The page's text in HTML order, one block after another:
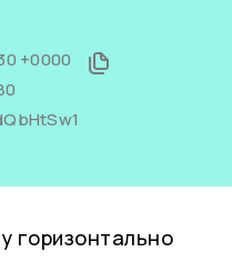
+0000
горизонтально